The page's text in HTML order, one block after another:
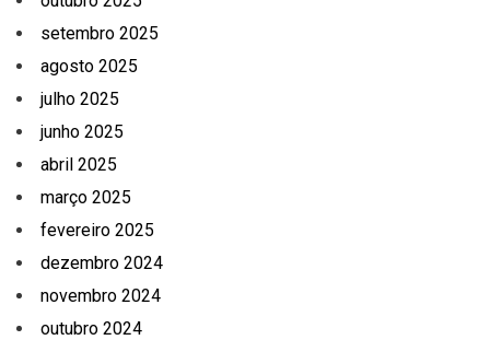
setembro 2025
agosto 2025
julho 2025
junho 2025
abril 2025
março 2025
fevereiro 2025
dezembro 2024
novembro 2024
outubro 2024